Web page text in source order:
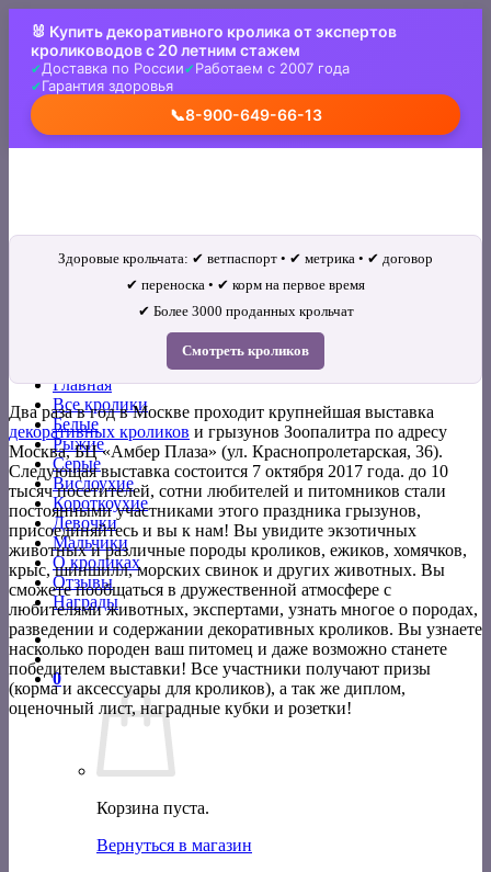
content
🐰 Купить декоративного кролика от экспертов
кролиководов с 20 летним стажем
Доставка по России
Работаем с 2007 года
Гарантия здоровья
📞8-900-649-66-13
Главная
Все кролики
Белые
Рыжие
Серые
Вислоухие
Короткоухие
Девочки
Мальчики
О кроликах
Отзывы
Награды
0
Корзина пуста.
Вернуться в магазин
Здоровые крольчата: ✔ ветпаспорт • ✔ метрика • ✔ договор
✔ переноска • ✔ корм на первое время
✔ Более 3000 проданных крольчат
Смотреть кроликов
Два раза в год в Москве проходит крупнейшая выставка
декоративных кроликов и грызунов Зоопалитра по адресу
Москва, БЦ «Амбер Плаза» (ул. Краснопролетарская, 36).
Следующая выставка состоится 7 октября 2017 года. до 10
тысяч посетителей, сотни любителей и питомников стали
постоянными участниками этого праздника грызунов,
присоединяйтесь и вы к нам! Вы увидите экзотичных
животных и различные породы кроликов, ежиков, хомячков,
крыс, шиншилл, морских свинок и других животных. Вы
сможете пообщаться в дружественной атмосфере с
любителями животных, экспертами, узнать многое о породах,
разведении и содержании декоративных кроликов. Вы узнаете
насколько породен ваш питомец и даже возможно станете
победителем выставки! Все участники получают призы
(корма и аксессуары для кроликов), а так же диплом,
оценочный лист, наградные кубки и розетки!